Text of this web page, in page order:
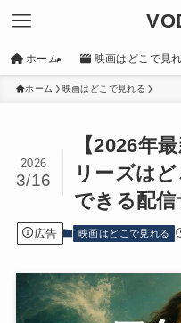
ホーム 映画はどこで見
ホーム 映画はどこで見れる
【2026年
リーズは
できる配
2026
3/16
広告 映画はどこで見れる